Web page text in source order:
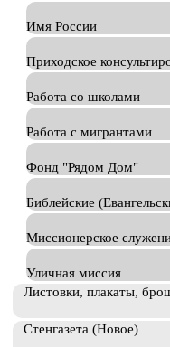
Имя России
Приходское
Работа со школами
Работа с мигрантами
Фонд "Рядом Дом"
Библейские
Миссионерское
Уличная миссия
Листовки, плакаты,
Стенгазета (Новое)